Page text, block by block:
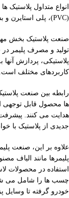
انواع متداول پلاستیک
(PVC)، پلی استایرن و بسیاری دیگر.
صنعت پلاستیک بخش
تولید و مصرف پلیمر
پلاستیکی، پردازش آنها
کاربردهای مختلف است.
رابطه بین صنعت
ها محصول قابل توجهی
هدایت می کنند. پیشرفت
جدیدی از پلاستیک با
علاوه بر این، صنعت
پلیمرها مانند الیاف
استفاده در محصولات
چسب ها را شامل می
خودرو گرفته تا وسایل